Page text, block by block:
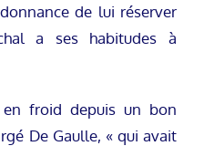
de lui réserver
a ses habitudes à
froid depuis un bon
De Gaulle, « qui avait